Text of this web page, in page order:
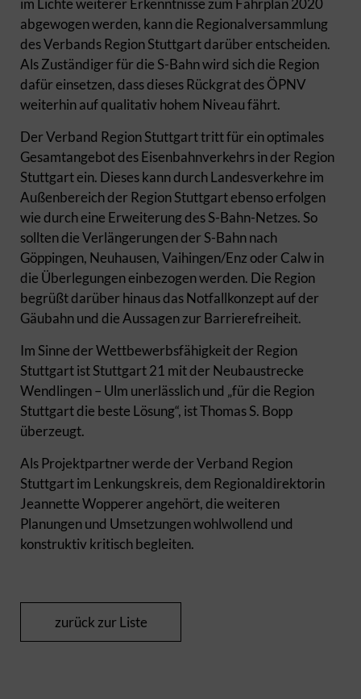
im Lichte weiterer Erkenntnisse zum Fahrplan 2020
abgewogen werden, kann die Regionalversammlung
des Verbands Region Stuttgart darüber entscheiden.
Als Zuständiger für die S-Bahn wird sich die Region
dafür einsetzen, dass dieses Rückgrat des ÖPNV
weiterhin auf qualitativ hohem Niveau fährt.
Der Verband Region Stuttgart tritt für ein optimales
Gesamtangebot des Eisenbahnverkehrs in der Region
Stuttgart ein. Dieses kann durch Landesverkehre im
Außenbereich der Region Stuttgart ebenso erfolgen
wie durch eine Erweiterung des S-Bahn-Netzes. So
sollten die Verlängerungen der S-Bahn nach
Göppingen, Neuhausen, Vaihingen/Enz oder Calw in
die Überlegungen einbezogen werden. Die Region
begrüßt darüber hinaus das Notfallkonzept auf der
Gäubahn und die Aussagen zur Barrierefreiheit.
Im Sinne der Wettbewerbsfähigkeit der Region
Stuttgart ist Stuttgart 21 mit der Neubaustrecke
Wendlingen – Ulm unerlässlich und „für die Region
Stuttgart die beste Lösung“, ist Thomas S. Bopp
überzeugt.
Als Projektpartner werde der Verband Region
Stuttgart im Lenkungskreis, dem Regionaldirektorin
Jeannette Wopperer angehört, die weiteren
Planungen und Umsetzungen wohlwollend und
konstruktiv kritisch begleiten.
zurück zur Liste